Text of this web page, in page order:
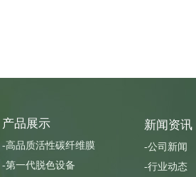
产品展示
-高品质活性碳纤维膜
-第一代脱色设备
新闻资讯
-公司新闻
-行业动态